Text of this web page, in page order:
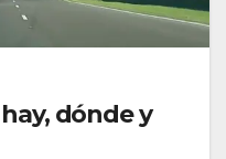
dónde y